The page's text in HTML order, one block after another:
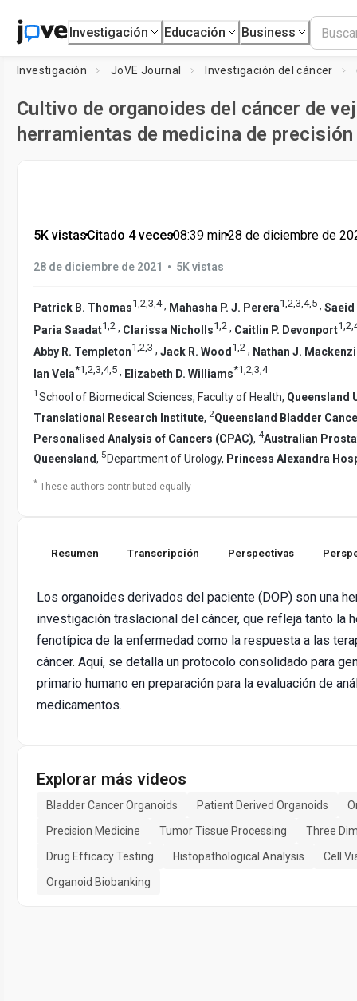
Investigación Educación Business
Investigación JoVE Journal Investigación del cáncer
Cultivo de organoides del cáncer de
herramientas de medicina de precisión
5K vistas•Citado 4 veces•08:39 min•28 de diciembre de
28 de diciembre de 2021 • 5K vistas
Patrick B. Thomas1,2,3,4, Mahasha P. J. Perera1,2,3,4,5 ,
Paria Saadat1 2 , Clarissa Nicholls1 2 , Caitlin P. Devonport1 2
Abby R. Templeton1,2,3 , Jack R. Wood 1,2 , Nathan J.
Ian Vela*1 2 3 4, 5 , Elizabeth D. Williams*1 2 3 4
1 School of Biomedical Sciences, Faculty of Health, Queensland
Translational Research Institute, 2Queensland Bladder
Personalised Analysis of Cancers (CPAC), 4Australian
Queensland, 5 Department of Urology, Princess Alexandra
* These authors contributed equally
Resumen Transcripción Perspectivas
Los organoides derivados del paciente (DOP) son una
investigación traslacional del cáncer, que refleja tanto la
fenotípica de la enfermedad como la respuesta a las
cáncer. Aquí, se detalla un protocolo consolidado para
primario humano en preparación para la evaluación de
medicamentos.
Explorar más videos
Bladder Cancer Organoids Patient Derived Organoids
Precision Medicine
Tumor Tissue Processing
Three
Drug Efficacy Testing
Histopathological Analysis
Cell
Organoid Biobanking